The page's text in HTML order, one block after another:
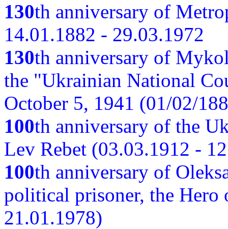
130th anniversary of
14.01.1882 - 29.03.1972
130th anniversary of
the "Ukrainian National
October 5, 1941 (01/02/
100th anniversary of the
Lev Rebet (03.03.1912 -
100th anniversary of
political prisoner, the
21.01.1978)